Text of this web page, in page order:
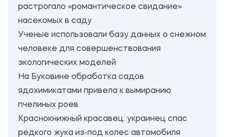
растрогало «романтическое свидание»
насекомых в саду
Ученые использовали базу данных о снежном
человеке для совершенствования
экологических моделей
На Буковине обработка садов
ядохимикатами привела к вымиранию
пчелиных роев
Краснокнижный красавец: украинец спас
редкого жука из-под колес автомобиля